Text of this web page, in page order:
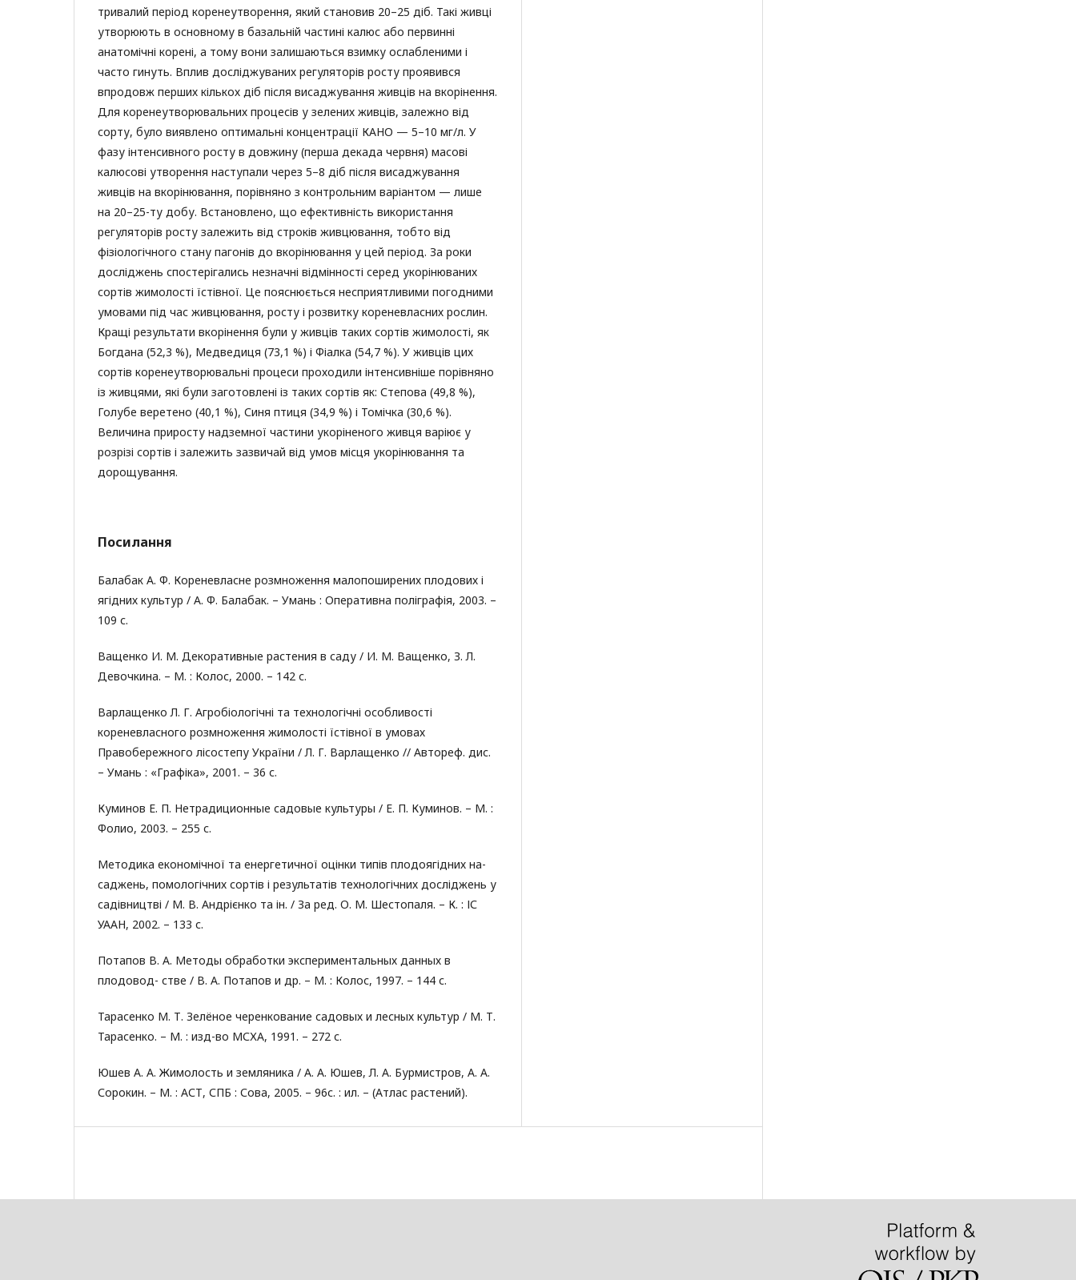
тривалий період коренеутворення, який становив 20–25 діб. Такі живці
утворюють в основному в базальній частині калюс або первинні
анатомічні корені, а тому вони залишаються взимку ослабленими і
часто гинуть. Вплив досліджуваних регуляторів росту проявився
впродовж перших кількох діб після висаджування живців на вкорінення.
Для коренеутворювальних процесів у зелених живців, залежно від
сорту, було виявлено оптимальні концентрації КАНО — 5–10 мг/л. У
фазу інтенсивного росту в довжину (перша декада червня) масові
калюсові утворення наступали через 5–8 діб після висаджування
живців на вкорінювання, порівняно з контрольним варіантом — лише
на 20–25-ту добу. Встановлено, що ефективність використання
регуляторів росту залежить від строків живцювання, тобто від
фізіологічного стану пагонів до вкорінювання у цей період. За роки
досліджень спостерігались незначні відмінності серед укорінюваних
сортів жимолості їстівної. Це пояснюється несприятливими погодними
умовами під час живцювання, росту і розвитку кореневласних рослин.
Кращі результати вкорінення були у живців таких сортів жимолості, як
Богдана (52,3 %), Медведиця (73,1 %) і Фіалка (54,7 %). У живців цих
сортів коренеутворювальні процеси проходили інтенсивніше порівняно
із живцями, які були заготовлені із таких сортів як: Степова (49,8 %),
Голубе веретено (40,1 %), Синя птиця (34,9 %) і Томічка (30,6 %).
Величина приросту надземної частини укоріненого живця варіює у
розрізі сортів і залежить зазвичай від умов місця укорінювання та
дорощування.
Посилання
Балабак А. Ф. Кореневласне розмноження малопоширених плодових і
ягідних культур / А. Ф. Балабак. – Умань : Оперативна поліграфія, 2003. –
109 с.
Ващенко И. М. Декоративные растения в саду / И. М. Ващенко, З. Л.
Девочкина. – М. : Колос, 2000. – 142 с.
Варлащенко Л. Г. Агробіологічні та технологічні особливості
кореневласного розмноження жимолості їстівної в умовах
Правобережного лісостепу України / Л. Г. Варлащенко // Автореф. дис.
– Умань : «Графіка», 2001. – 36 с.
Куминов Е. П. Нетрадиционные садовые культуры / Е. П. Куминов. – М. :
Фолио, 2003. – 255 с.
Методика економічної та енергетичної оцінки типів плодоягідних на-
саджень, помологічних сортів і результатів технологічних досліджень у
садівництві / М. В. Андрієнко та ін. / За ред. О. М. Шестопаля. – К. : ІС
УААН, 2002. – 133 с.
Потапов В. А. Методы обработки экспериментальных данных в
плодовод- стве / В. А. Потапов и др. – М. : Колос, 1997. – 144 с.
Тарасенко М. Т. Зелёное черенкование садовых и лесных культур / М. Т.
Тарасенко. – М. : изд-во МСХА, 1991. – 272 с.
Юшев А. А. Жимолость и земляника / А. А. Юшев, Л. А. Бурмистров, А. А.
Сорокин. – М. : АСТ, СПБ : Сова, 2005. – 96с. : ил. – (Атлас растений).